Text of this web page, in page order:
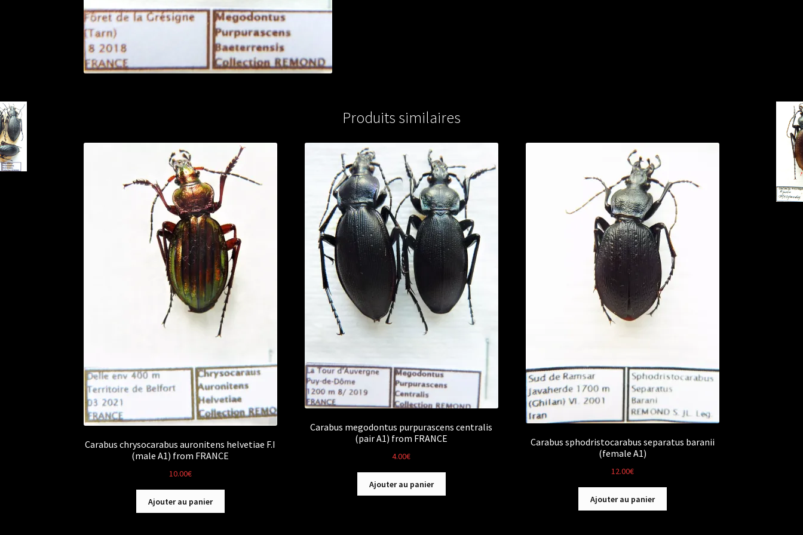
Produits similaires
Carabus chrysocarabus auronitens helvetiae F.I
(male A1) from FRANCE
10.00€
Ajouter au panier
Carabus megodontus purpurascens centralis
(pair A1) from FRANCE
4.00€
Ajouter au panier
Carabus sphodristocarabus separatus baranii
(female A1)
12.00€
Ajouter au panier